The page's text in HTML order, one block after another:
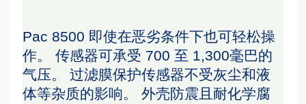
Pac 8500 即使在恶劣条件下也可轻松操
作。 传感器可承受 700 至 1,300毫巴的
气压。 过滤膜保护传感器不受灰尘和液
体等杂质的影响。 外壳防震且耐化学腐